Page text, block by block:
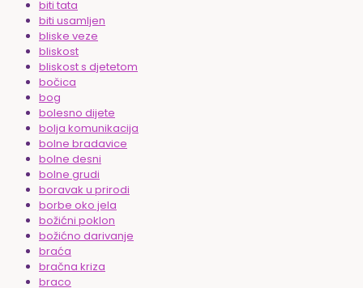
biti tata
biti usamljen
bliske veze
bliskost
bliskost s djetetom
bočica
bog
bolesno dijete
bolja komunikacija
bolne bradavice
bolne desni
bolne grudi
boravak u prirodi
borbe oko jela
božićni poklon
božićno darivanje
braća
bračna kriza
braco